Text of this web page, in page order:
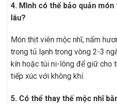
4. Mình có thể bảo quản
lâu?
Món thịt viên mộc nhĩ, nấm
trong tủ lạnh trong vòng 2-3
kín hoặc túi ni-lông để giữ cho
tiếp xúc với không khí.
5. Có thể thay thế mộc nhĩ